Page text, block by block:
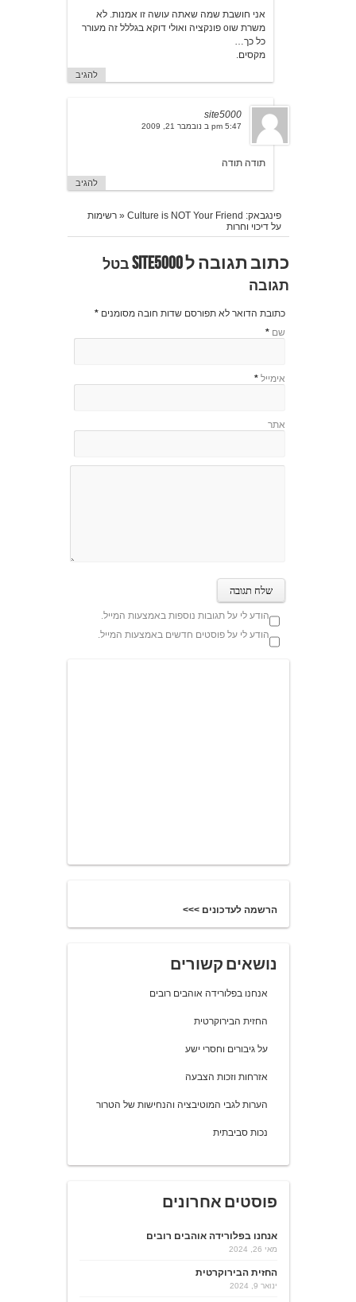
אני חושבת שמה שאתה עושה זו אמנות. לא
משרת שוo פונקציה ואולי דוקא בגללל זה מעורר
כל כך…
מקסים.
להגיב
site5000
5:47 pm ב נובמבר 21, 2009
תודה תודה
להגיב
פינגבאק:
Culture is NOT Your Friend « רשימות
על דיכוי וחרות
כתוב תגובה לSite5000בטל
תגובה
כתובת הדואר לא תפורסם שדות חובה מסומנים*
שם *
אימייל *
אתר
הודע לי על תגובות נוספות באמצעות המייל.
הודע לי על פוסטים חדשים באמצעות המייל.
הרשמה לעדכונים >>>
נושאים קשורים
אנחנו בפלורידה אוהבים רובים
החזית הבירוקרטית
על גיבורים וחסרי ישע
אזרחות וזכות הצבעה
הערות לגבי המוטיבציה והנחישות של הטרור
נכות סביבתית
פוסטים אחרונים
אנחנו בפלורידה אוהבים רובים
מאי 26, 2024
החזית הבירוקרטית
ינואר 9, 2024